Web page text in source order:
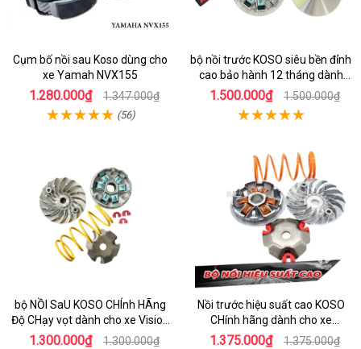
Cụm bố nồi sau Koso dùng cho
xe Yamah NVX155
1.280.000₫ 1.347.000₫
(56)
bộ nồi trước KOSO siêu bền đỉnh
cao bảo hành 12 tháng dành
cho xe Air Blade 160
1.500.000₫ 1.500.000₫
bộ NỒI SaU KOSO CHÍnh HÃng
Độ CHạy vọt dành cho xe Vision
110
1.300.000₫ 1.300.000₫
Nồi trước hiệu suất cao KOSO
CHính hãng dành cho xe
AirBlade 125
1.375.000₫ 1.375.000₫